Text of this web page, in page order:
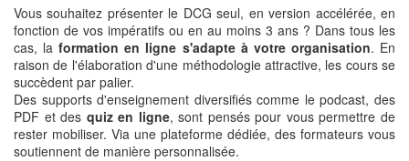
Vous souhaitez présenter le DCG seul, en version accélérée, en
fonction de vos impératifs ou en au moins 3 ans ? Dans tous les
cas, laformation en ligne s'adapte à votre organisation. En
raison de l'élaboration d'une méthodologie attractive, les cours se
succèdent par palier.
Des supports d'enseignement diversifiés comme le podcast, des
PDF et des quiz en ligne, sont pensés pour vous permettre de
rester mobiliser. Via une plateforme dédiée, des formateurs vous
soutiennent de manière personnalisée.